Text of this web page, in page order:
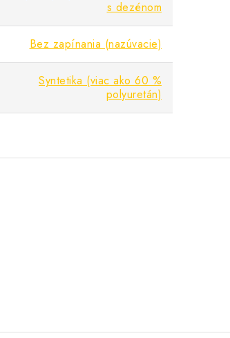
s dezénom
Bez zapínania (nazúvacie)
Syntetika (viac ako 60 %
polyuretán)